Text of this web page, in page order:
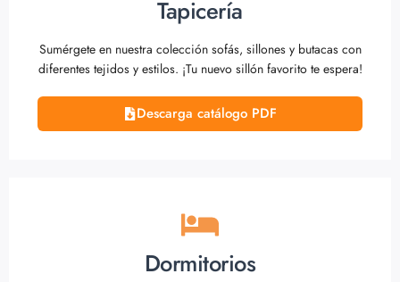
Tapicería
Sumérgete en nuestra colección sofás, sillones y butacas con
diferentes tejidos y estilos. ¡Tu nuevo sillón favorito te espera!
Descarga catálogo PDF
Dormitorios